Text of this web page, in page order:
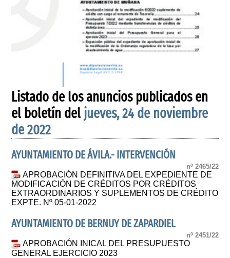
Listado de los anuncios publicados en
el boletín del jueves, 24 de noviembre
de 2022
AYUNTAMIENTO DE ÁVILA.- INTERVENCIÓN
nº 2465/22
APROBACIÓN DEFINITIVA DEL EXPEDIENTE DE
MODIFICACIÓN DE CRÉDITOS POR CRÉDITOS
EXTRAORDINARIOS Y SUPLEMENTOS DE CRÉDITO
EXPTE. Nº 05-01-2022
AYUNTAMIENTO DE BERNUY DE ZAPARDIEL
nº 2451/22
APROBACIÓN INICAL DEL PRESUPUESTO
GENERAL EJERCICIO 2023